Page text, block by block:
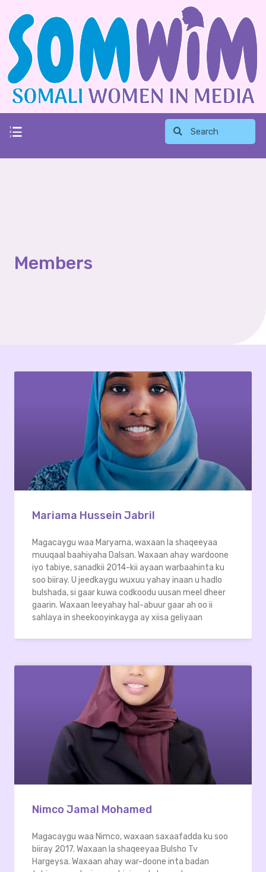
Members
Mariama Hussein Jabril
Magacaygu waa Maryama, waxaan la shaqeeyaa
muuqaal baahiyaha Dalsan. Waxaan ahay wardoone
iyo tabiye, sanadkii 2014-kii ayaan warbaahinta ku
soo biiray. U jeedkaygu wuxuu yahay inaan u hadlo
bulshada, si gaar kuwa codkoodu uusan meel dheer
gaarin. Waxaan leeyahay hal-abuur gaar ah oo ii
sahlaya in sheekooyinkayga ay xiisa geliyaan
Nimco Jamal Mohamed
Magacaygu waa Nimco, waxaan saxaafadda ku soo
biiray 2017. Waxaan la shaqeeyaa Bulsho Tv
Hargeysa. Waxaan ahay war-doone inta badan